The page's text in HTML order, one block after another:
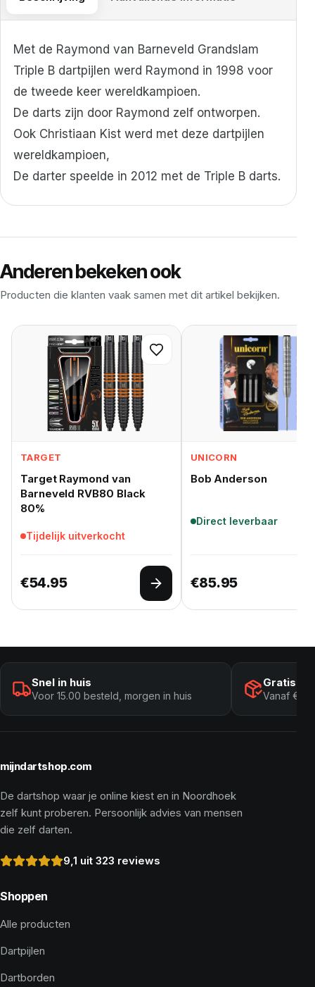
Met de Raymond van Barneveld Grandslam
Triple B dartpijlen werd Raymond in 1998 voor
de tweede keer wereldkampioen.
De darts zijn door Raymond zelf ontworpen.
Ook Christiaan Kist werd met deze dartpijlen
wereldkampioen,
De darter speelde in 2012 met de Triple B darts.
Anderen bekeken ook
Producten die klanten vaak samen met dit artikel bekijken.
TARGET
Target Raymond van
Barneveld RVB80 Black
80%
Tijdelijk uitverkocht
€54.95
Opties selecteren
UNICORN
Bob Anderson
Direct leverbaar
€85.95
Snel in huis
Voor 15.00 besteld, morgen in huis
Gratis
Vanaf €
mijndartshop.com
De dartshop waar je online kiest en in Noordhoek
zelf kunt proberen. Persoonlijk advies van mensen
die zelf darten.
9,1 uit 323 reviews
Shoppen
Alle producten
Dartpijlen
Dartborden